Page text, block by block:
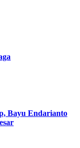
Bayu Endarianto